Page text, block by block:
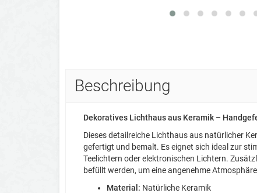
Beschreibung
Dekoratives Lichthaus aus Keramik –
Dieses detailreiche Lichthaus aus natürlicher
gefertigt und bemalt. Es eignet sich ideal zur
Teelichtern oder elektronischen Lichtern.
befüllt werden, um eine angenehme
Material: Natürliche Keramik